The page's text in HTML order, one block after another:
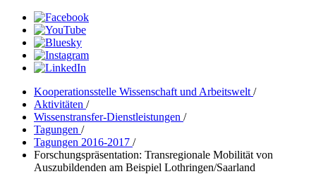
Kooperationsstelle Wissenschaft und Arbeitswelt /
Aktivitäten /
Wissenstransfer-Dienstleistungen /
Tagungen /
Tagungen 2016-2017 /
Forschungspräsentation: Transregionale Mobilität von
Auszubildenden am Beispiel Lothringen/Saarland